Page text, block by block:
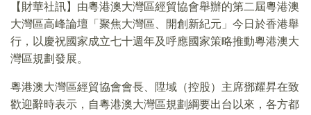
【財華社訊】由粵港澳大灣區經貿協會舉辦的第二屆粵港澳
大灣區高峰論壇「聚焦大灣區、開創新紀元」今日於香港舉
行，以慶祝國家成立七十週年及呼應國家策略推動粵港澳大
灣區規劃發展。
粵港澳大灣區經貿協會會長、陞域（控股）主席鄧耀昇在致
歡迎辭時表示，自粵港澳大灣區規劃綱要出台以來，各方都